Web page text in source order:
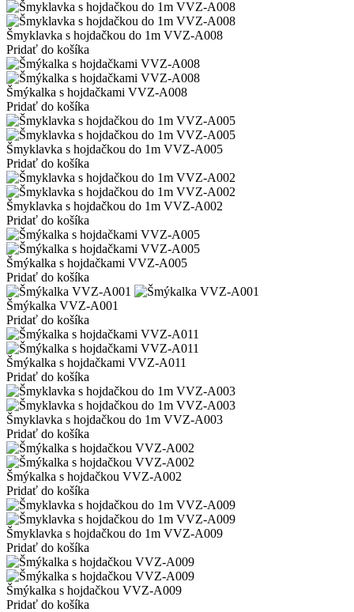
Šmyklavka s hojdačkou do 1m VVZ-A008
Pridať do košíka
Šmýkalka s hojdačkami VVZ-A008
Pridať do košíka
Šmyklavka s hojdačkou do 1m VVZ-A005
Pridať do košíka
Šmyklavka s hojdačkou do 1m VVZ-A002
Pridať do košíka
Šmýkalka s hojdačkami VVZ-A005
Pridať do košíka
Šmýkalka VVZ-A001
Pridať do košíka
Šmýkalka s hojdačkami VVZ-A011
Pridať do košíka
Šmyklavka s hojdačkou do 1m VVZ-A003
Pridať do košíka
Šmýkalka s hojdačkou VVZ-A002
Pridať do košíka
Šmyklavka s hojdačkou do 1m VVZ-A009
Pridať do košíka
Šmýkalka s hojdačkou VVZ-A009
Pridať do košíka